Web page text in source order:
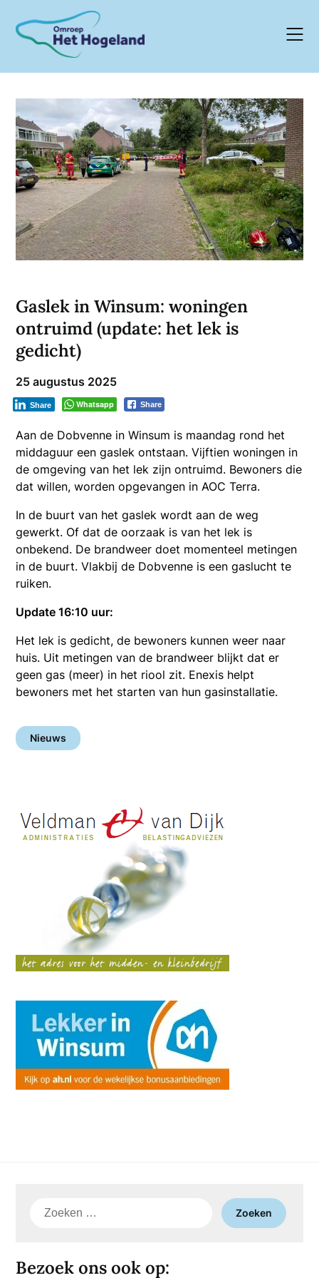
content
Gaslek in Winsum: woningen
ontruimd (update: het lek is
gedicht)
25 augustus 2025
Whatsapp Share
Share
Aan de Dobvenne in Winsum is maandag rond het
middaguur een gaslek ontstaan. Vijftien woningen in
de omgeving van het lek zijn ontruimd. Bewoners die
dat willen, worden opgevangen in AOC Terra.
In de buurt van het gaslek wordt aan de weg
gewerkt. Of dat de oorzaak is van het lek is
onbekend. De brandweer doet momenteel metingen
in de buurt. Vlakbij de Dobvenne is een gaslucht te
ruiken.
Update 16:10 uur:
Het lek is gedicht, de bewoners kunnen weer naar
huis. Uit metingen van de brandweer blijkt dat er
geen gas (meer) in het riool zit. Enexis helpt
bewoners met het starten van hun gasinstallatie.
Nieuws
Zoeken
Bezoek ons ook op: